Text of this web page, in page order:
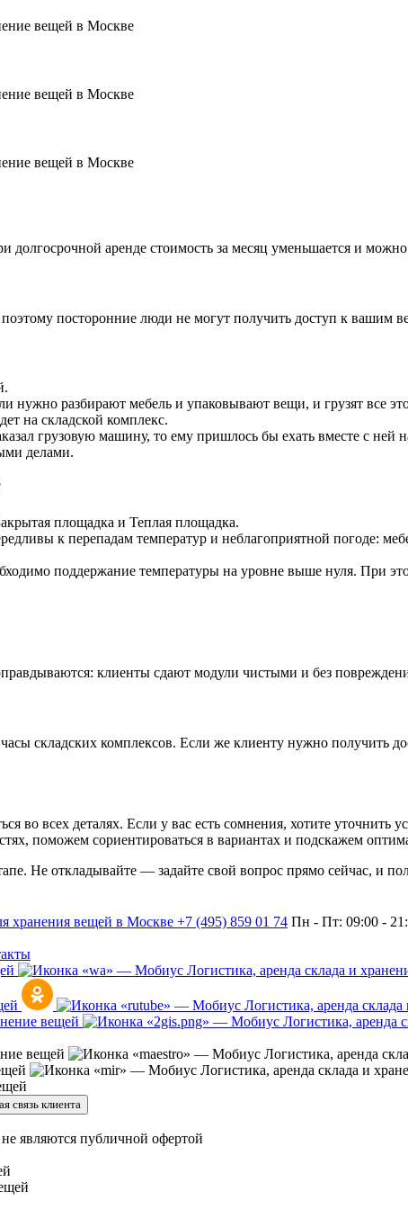
аренде стоимость за месяц уменьшается и
посторонние люди не могут получить доступ к вашим
нужно разбирают мебель и упаковывают вещи, и грузят все
на складской комплекс.
грузовую машину, то ему пришлось бы ехать вместе с ней
делами.
площадка и Теплая площадка.
к перепадам температур и неблагоприятной погоде:
поддержание температуры на уровне выше нуля. При
клиенты сдают модули чистыми и без
складских комплексов. Если же клиенту нужно получить
во всех деталях. Если у вас есть сомнения, хотите уточнить
поможем сориентироваться в вариантах и подскажем
Не откладывайте — задайте свой вопрос прямо сейчас, и
+7 (495) 859 01 74 Пн - Пт: 09:00 -
связь клиента
являются публичной офертой